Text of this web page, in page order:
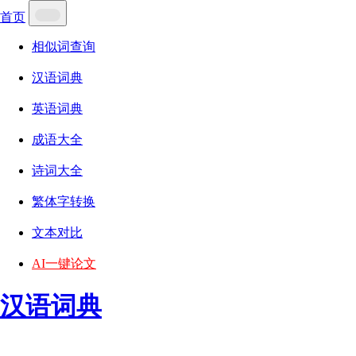
首页
相似词查询
汉语词典
英语词典
成语大全
诗词大全
繁体字转换
文本对比
AI一键论文
汉语词典